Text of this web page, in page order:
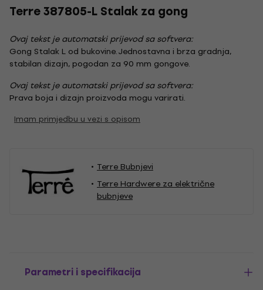
Terre 387805-L Stalak za gong
Ovaj tekst je automatski prijevod sa softvera:
Gong Stalak L od bukovine. Jednostavna i brza gradnja,
stabilan dizajn, pogodan za 90 mm gongove.
Ovaj tekst je automatski prijevod sa softvera:
Prava boja i dizajn proizvoda mogu varirati.
Imam primjedbu u vezi s opisom
Terre Bubnjevi
Terre Hardwere za električne
bubnjeve
Parametri i specifikacija